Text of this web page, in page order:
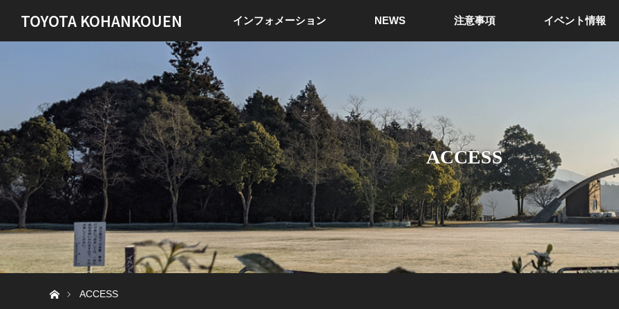
TOYOTA KOHANKOUEN インフォメーション NEWS 注意事項 イベント情報
ACCESS
ACCESS